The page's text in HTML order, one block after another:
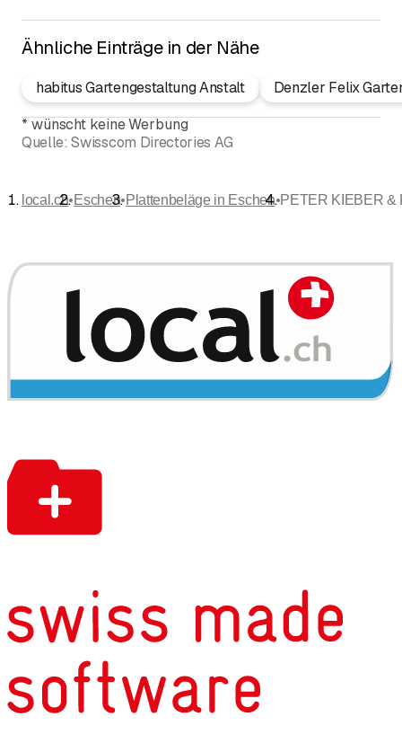
Ähnliche Einträge in der Nähe
habitus Gartengestaltung Anstalt
Denzler Felix
* wünscht keine Werbung
Quelle: Swisscom Directories AG
local.ch•Eschen•Plattenbeläge in Eschen•PETER KIEBER &